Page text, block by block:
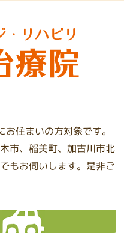
住まいの方対象です。
市、稲美町、加古川市北
もお伺いします。是非ご